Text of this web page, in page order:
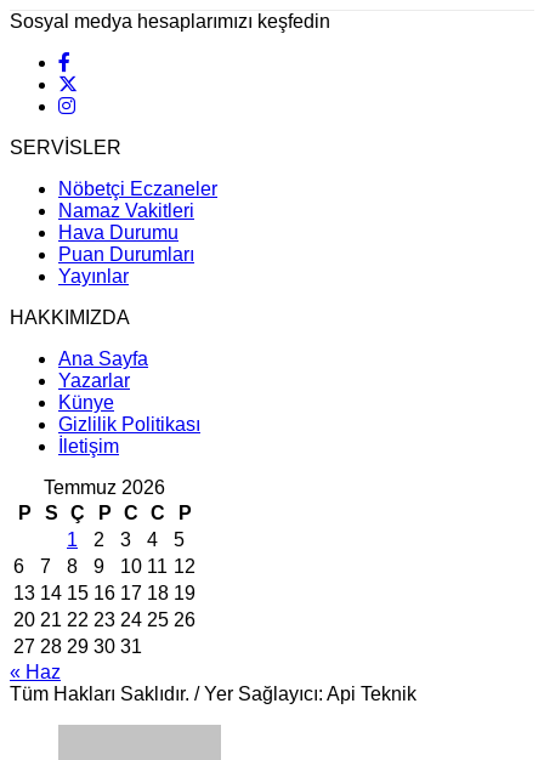
Sosyal medya hesaplarımızı keşfedin
SERVİSLER
Nöbetçi Eczaneler
Namaz Vakitleri
Hava Durumu
Puan Durumları
Yayınlar
HAKKIMIZDA
Ana Sayfa
Yazarlar
Künye
Gizlilik Politikası
İletişim
Temmuz 2026
P
S Ç P C C
P
1
2 3 4
5
6
7 8 9 10 11 12
13 14 15 16 17 18 19
20 21 22 23 24 25 26
27 28 29 30 31
« Haz
Tüm Hakları Saklıdır. / Yer Sağlayıcı: Api Teknik